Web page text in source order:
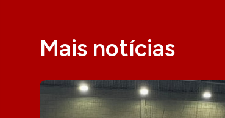
Mais notícias